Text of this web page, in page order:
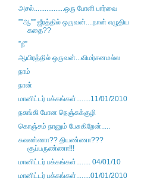
அசல்.................ஒரு போளி பார்வை
””ஆ”” ஜீரத்தில் ஒருவன்....நான் எழுதிய
கதை??
”நீ”
ஆயிரத்தில் ஒருவன்...விமர்சனமல்ல
நாம்
நான்
மானிட்டர் பக்கங்கள்........11/01/2010
நசுங்கி போன நெஞ்சுக்குழி
கொஞ்சம் நானும் பேசுகிறேன்.....
சுவண்ணா?? தியண்ணா???
சூப்பருண்ணா!!!
மானிட்டர் பக்கங்கள்........ 04/01/10
மானிட்டர் பக்கங்கள்........01/01/2010